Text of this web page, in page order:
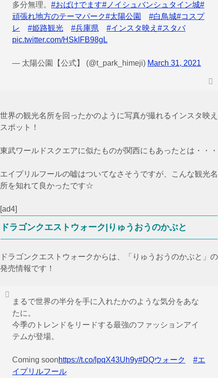
多分無理。 #おばけでます#ノイシュバンシュタイン城#
頑張れ地方のテーマパーク#太陽公園 #白鳥城#コスプ
レ
#姫路観光 #兵庫県 #インスタ映え #スタバ
pic.twitter.com/HSkIFB98gL
— 太陽公園【公式】 (@t_park_himeji) March 31, 2021
世界の観光名所を回ったかのように写真が撮れるインスタ映え
スポット！
東武ワールドスクエアに似たものが関西にもあったとは・・・
エイプリルフールの嘘はついてなさそうですが、こんな観光名
所を知れて良かったです☆
[ad4]
ドラゴンクエストウォーク|りゅうおうのかぶと
ドラゴンクエストウォークからは、「りゅうおうのかぶと」の
発売情報です！
まるで世界の半分を手に入れたかのような気分をあな
たに。
今季のトレンドをリードする最強のファッションアイ
テムが登場。
Coming soonhttps://t.co/lpqX43Uh9y#DQウォーク
#エ
イプリルフール